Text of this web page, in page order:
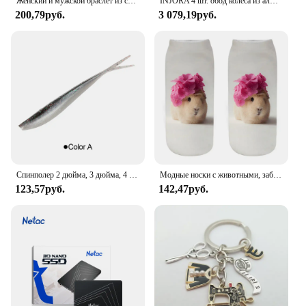
200,79руб. 3 079,19руб.
123,57руб.
Модные носки с животными, забавные кавайные женские милые носки с 3D рисунком домашних животных для фитнеса, хомяка, много стилей, крутые прямые поставки
142,47руб.